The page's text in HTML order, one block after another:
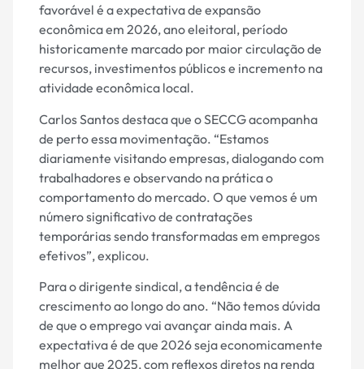
favorável é a expectativa de expansão
econômica em 2026, ano eleitoral, período
historicamente marcado por maior circulação de
recursos, investimentos públicos e incremento na
atividade econômica local.
Carlos Santos destaca que o SECCG acompanha
de perto essa movimentação. “Estamos
diariamente visitando empresas, dialogando com
trabalhadores e observando na prática o
comportamento do mercado. O que vemos é um
número significativo de contratações
temporárias sendo transformadas em empregos
efetivos”, explicou.
Para o dirigente sindical, a tendência é de
crescimento ao longo do ano. “Não temos dúvida
de que o emprego vai avançar ainda mais. A
expectativa é de que 2026 seja economicamente
melhor que 2025, com reflexos diretos na renda